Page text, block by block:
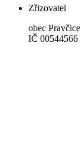
Zřizovatel
obec Pravčice
IČ 00544566